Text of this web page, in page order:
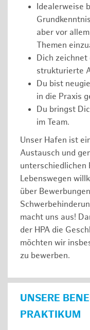
Idealerweise
aber vor
Themen
Dich zeichnet
strukturierte
Du bist
in die Praxis
Du bringst
im Team.
Unser Hafen ist
Austausch und
unterschiedlichen
Lebenswegen
über
macht uns aus!
der HPA die
möchten wir
zu bewerben.
UNSERE
PRAKTIKUM